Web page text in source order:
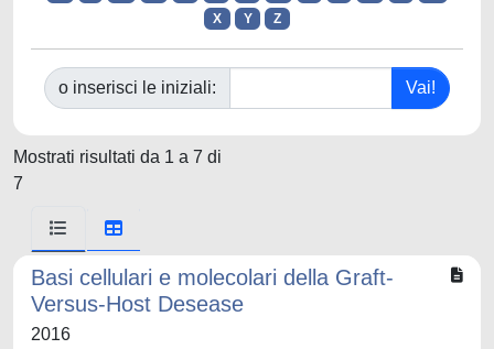
X
Y Z
o inserisci le iniziali:
Mostrati risultati da 1 a 7 di
7
Basi cellulari e molecolari della Graft-
Versus-Host Desease
2016